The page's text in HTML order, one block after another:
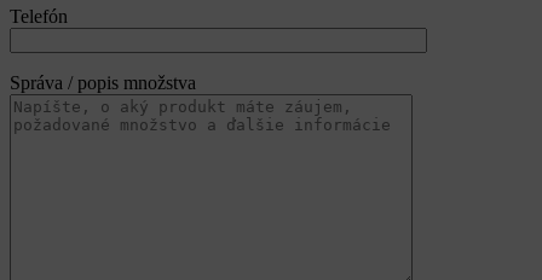
Telefón
Správa / popis množstva